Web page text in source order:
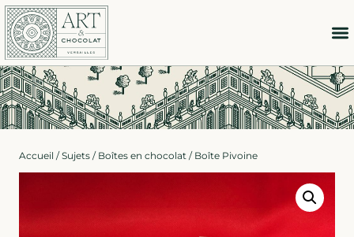
Accueil /Sujets / Boîtes en chocolat / Boîte Pivoine